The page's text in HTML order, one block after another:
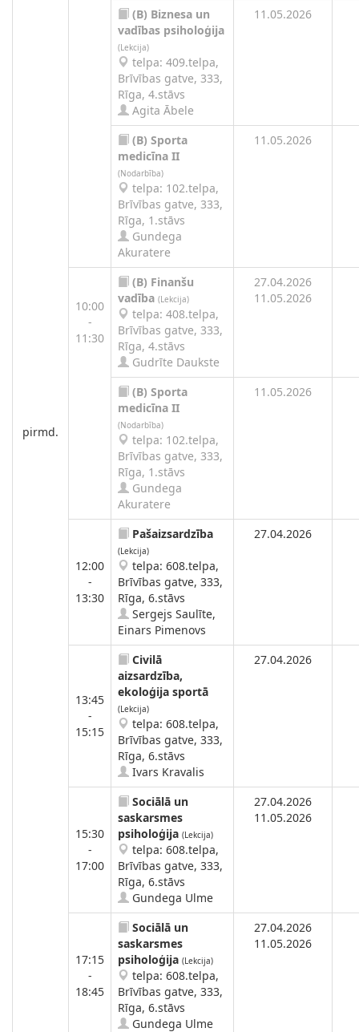
pirmd.
(B) Biznesa un
vadības psiholoģija
(Lekcija)
telpa: 409.telpa,
Brīvības gatve, 333,
Rīga, 4.stāvs
Agita Ābele
11.05.2026
(B) Sporta
medicīna II
(Nodarbība)
telpa: 102.telpa,
Brīvības gatve, 333,
Rīga, 1.stāvs
Gundega
Akuratere
11.05.2026
10:00
-
11:30
(B) Finanšu
vadība (Lekcija)
telpa: 408.telpa,
Brīvības gatve, 333,
Rīga, 4.stāvs
Gudrīte Daukste
27.04.2026
11.05.2026
(B) Sporta
medicīna II
(Nodarbība)
telpa: 102.telpa,
Brīvības gatve, 333,
Rīga, 1.stāvs
Gundega
Akuratere
11.05.2026
12:00
-
13:30
Pašaizsardzība
(Lekcija)
telpa: 608.telpa,
Brīvības gatve, 333,
Rīga, 6.stāvs
Sergejs Saulīte,
Einars Pimenovs
27.04.2026
13:45
-
15:15
Civilā
aizsardzība,
ekoloģija sportā
(Lekcija)
telpa: 608.telpa,
Brīvības gatve, 333,
Rīga, 6.stāvs
Ivars Kravalis
27.04.2026
15:30
-
17:00
Sociālā un
saskarsmes
psiholoģija (Lekcija)
telpa: 608.telpa,
Brīvības gatve, 333,
Rīga, 6.stāvs
Gundega Ulme
27.04.2026
11.05.2026
17:15
-
18:45
Sociālā un
saskarsmes
psiholoģija (Lekcija)
telpa: 608.telpa,
Brīvības gatve, 333,
Rīga, 6.stāvs
Gundega Ulme
27.04.2026
11.05.2026